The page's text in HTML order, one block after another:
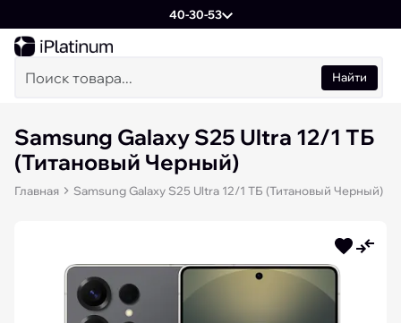
40-30-53
Найти
Samsung Galaxy S25 Ultra 12/1 ТБ
(Титановый Черный)
Главная Samsung Galaxy S25 Ultra 12/1 ТБ (Титановый Черный)